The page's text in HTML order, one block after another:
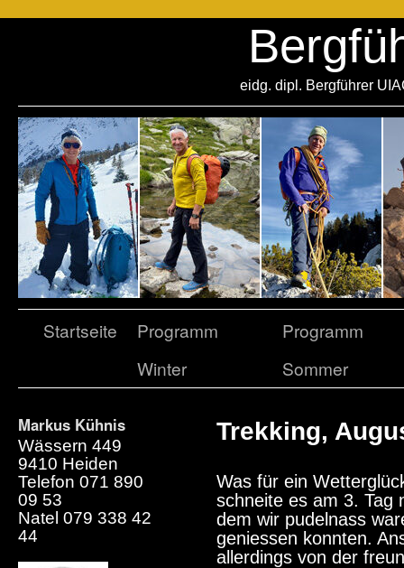
eidg. dipl. Bergführer
Startseite
Programm
Winter
Programm
Sommer
Markus Kühnis
Wässern 449
9410 Heiden
Telefon 071 890
09 53
Natel 079 338 42
44
Trekking,
Was für ein
schneite es am 3. Tag
dem wir pudelnass
geniessen konnten.
allerdings von der